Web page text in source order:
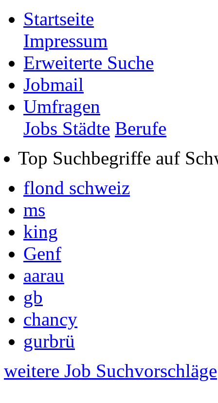
Startseite
Impressum
Erweiterte Suche
Jobmail
Umfragen
Jobs Städte Berufe
Top Suchbegriffe auf
flond schweiz
ms
king
Genf
aarau
gb
chancy
gurbrü
weitere Job Suchvorschläge